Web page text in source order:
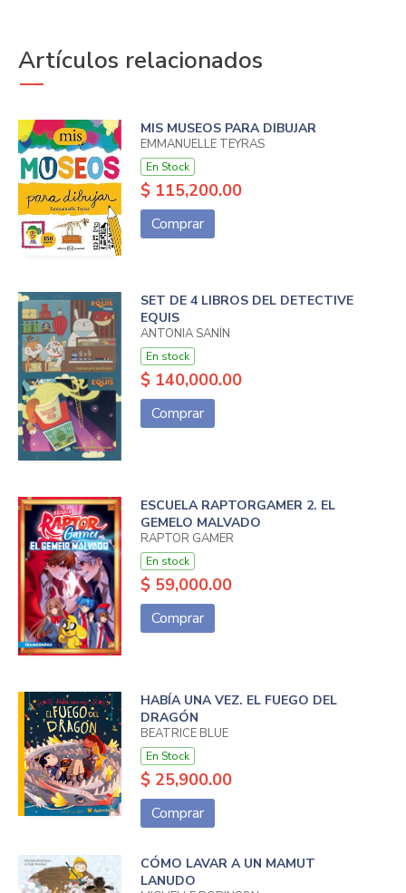
Artículos relacionados
MIS MUSEOS PARA DIBUJAR
EMMANUELLE TEYRAS
En Stock
$ 115,200.00
Comprar
SET DE 4 LIBROS DEL DETECTIVE
EQUIS
ANTONIA SANÍN
En stock
$ 140,000.00
Comprar
ESCUELA RAPTORGAMER 2. EL
GEMELO MALVADO
RAPTOR GAMER
En stock
$ 59,000.00
Comprar
HABÍA UNA VEZ. EL FUEGO DEL
DRAGÓN
BEATRICE BLUE
En Stock
$ 25,900.00
Comprar
CÓMO LAVAR A UN MAMUT
LANUDO